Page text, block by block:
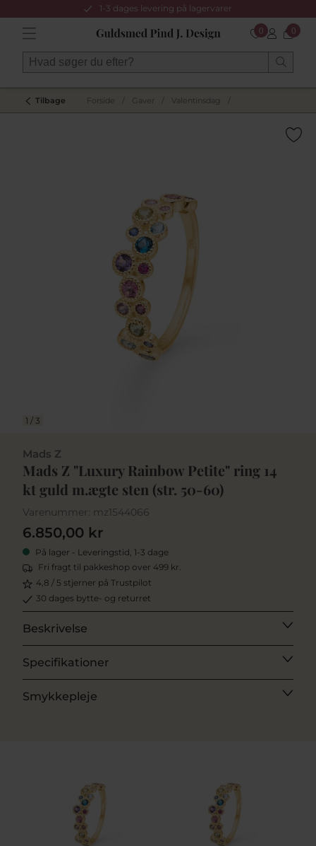
1-3 dages levering på lagervarer
0 0
Tilbage Forside Gaver Valentinsdag
1 / 3
Mads Z
Mads Z "Luxury Rainbow Petite" ring 14
kt guld m.ægte sten (str. 50-60)
Varenummer: mz1544066
6.850,00 kr
På lager - Leveringstid, 1-3 dage
Fri fragt til pakkeshop over 499 kr.
4,8 / 5 stjerner på Trustpilot
30 dages bytte- og returret
Beskrivelse
Specifikationer
Smykkepleje